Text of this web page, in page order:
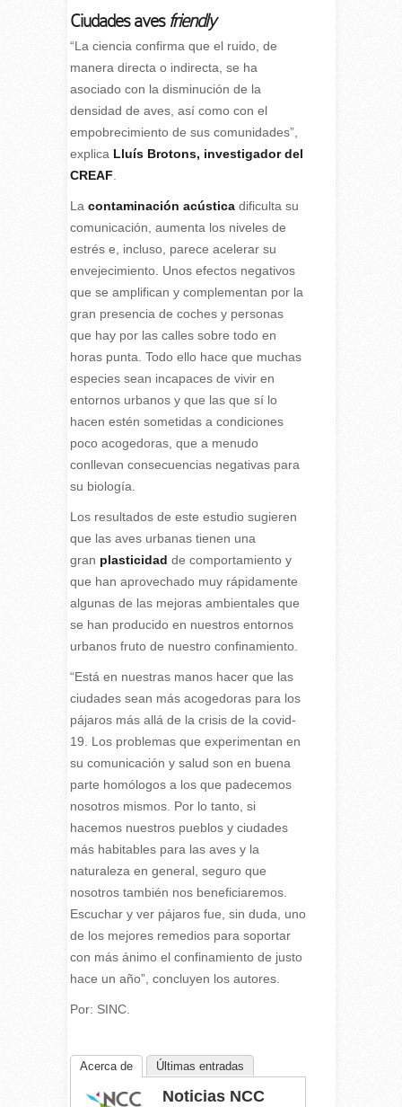
Ciudades aves friendly
“La ciencia confirma que el ruido, de
manera directa o indirecta, se ha
asociado con la disminución de la
densidad de aves, así como con el
empobrecimiento de sus comunidades”,
explica Lluís Brotons, investigador del
CREAF
La contaminación acústicadificulta su
comunicación, aumenta los niveles de
estrés e, incluso, parece acelerar su
envejecimiento. Unos efectos negativos
que se amplifican y complementan por la
gran presencia de coches y personas
que hay por las calles sobre todo en
horas punta. Todo ello hace que muchas
especies sean incapaces de vivir en
entornos urbanos y que las que sí lo
hacen estén sometidas a condiciones
poco acogedoras, que a menudo
conllevan consecuencias negativas para
su biología.
Los resultados de este estudio sugieren
que las aves urbanas tienen una
gran plasticidad de comportamiento y
que han aprovechado muy rápidamente
algunas de las mejoras ambientales que
se han producido en nuestros entornos
urbanos fruto de nuestro confinamiento.
“Está en nuestras manos hacer que las
ciudades sean más acogedoras para los
pájaros más allá de la crisis de la covid-
19. Los problemas que experimentan en
su comunicación y salud son en buena
parte homólogos a los que padecemos
nosotros mismos. Por lo tanto, si
hacemos nuestros pueblos y ciudades
más habitables para las aves y la
naturaleza en general, seguro que
nosotros también nos beneficiaremos.
Escuchar y ver pájaros fue, sin duda, uno
de los mejores remedios para soportar
con más ánimo el confinamiento de justo
hace un año”, concluyen los autores.
Por: SINC.
Acerca de Últimas entradas
Noticias NCC